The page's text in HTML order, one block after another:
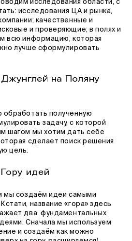
исследования области, с
исследования ЦА и рынка,
качественные и
и проверяющие; в полях и
всю информацию, которая
лучше сформулировать
на Поляну
обработать полученную
задачу, с которой
шагом мы хотим дать себе
сделает поиск решения
цель.
идей
мы создаём идеи самыми
название «гора» здесь
два фундаментальных
Сначала мы используем
и создаём как можно